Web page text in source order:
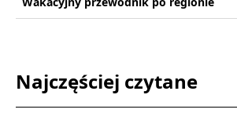
Najczęściej czytane